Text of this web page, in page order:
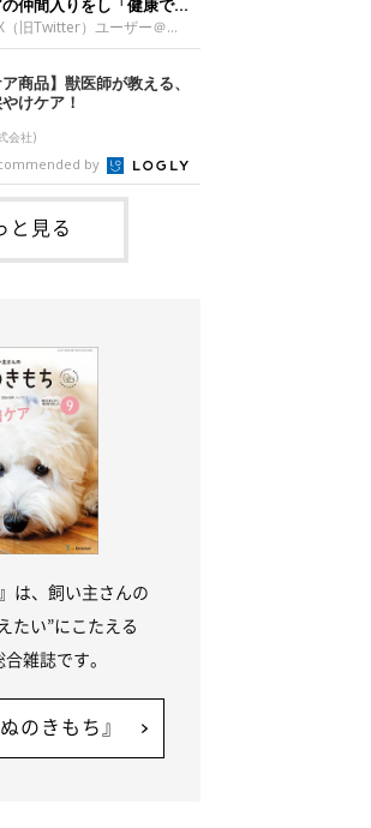
。眠るなっちゃん。
ん（撮影時5才）。こちら
んの妹さんと一緒に散歩をし
んは実家から自宅へ帰る途
公園で待ち合わせ
せています。お迎え当日、ケ
安そうにお迎え当日のシルビ
今回紹介する
Twitter）ユーザー
さんの愛犬・シルビアち
時、生後推定2カ月）。飼い
初に撮った一枚」として投
は、ケージの隅で不安そうな
るシルビアちゃんの姿が写っ
こちらは、保護犬だったシル
仲間入りをし「健康で穏
が続いてほしい」と願う
（旧Twitter）ユーザー＠
さんが投稿した写真。写
、愛犬でチワワのつぶしゃん
ぶちゃん）です。飼い主さん
つくつぶしゃん（撮影時6
撮影当時の状況に
、飼い主さんはこう教えてく
い主さん： 「ある休日のこ
ソファに座った途端にひざの
たので、そのままなでながら
いたのですが、微動だにしな
って見てみると、腕にしがみ
ア商品】獣医師が教える、
けケア！
会社)
by
と見る
は、飼い主さんの
たい”にこたえる
雑誌です。
のきもち』